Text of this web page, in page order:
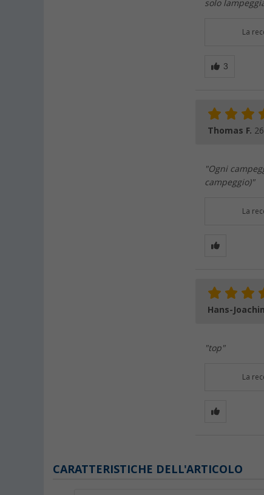
solo
La
Thomas F.
"Ogni
campeggio)"
La
Hans-
"top"
La
CARATTERISTICHE DELL'ARTICOLO